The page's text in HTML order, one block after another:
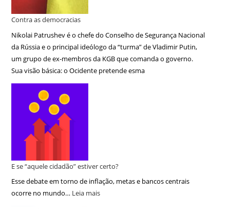
Contra as democracias
Nikolai Patrushev é o chefe do Conselho de Segurança Nacional
da Rússia e o principal ideólogo da “turma” de Vladimir Putin,
um grupo de ex-membros da KGB que comanda o governo.
Sua visão básica: o Ocidente pretende esma
E se “aquele cidadão” estiver certo?
Esse debate em torno de inflação, metas e bancos centrais
ocorre no mundo… Leia mais